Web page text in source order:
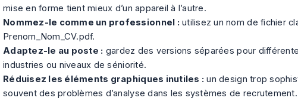
mise en forme tient mieux d’un appareil à l’autre.
Nommez-le comme un professionnel : utilisez un nom de fichier
Prenom_Nom_CV.pdf.
Adaptez-le au poste : gardez des versions séparées pour
industries ou niveaux de séniorité.
Réduisez les éléments graphiques inutiles : un design trop
souvent des problèmes d’analyse dans les systèmes de recrutement.